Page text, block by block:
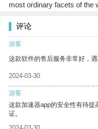
most ordinary facets of the
评论
游客
这款软件的售后服务非常好，
2024-03-30
游客
这款加速器app的安全性有待
证。